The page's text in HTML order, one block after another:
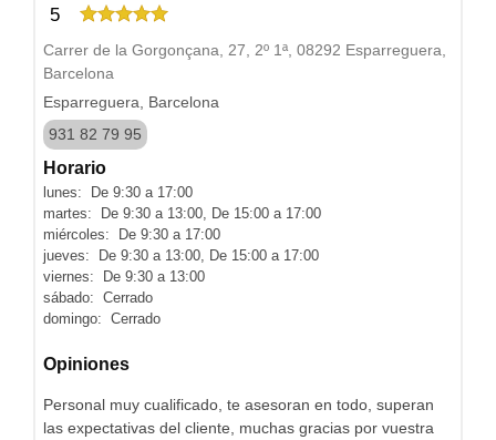
5
Carrer de la Gorgonçana, 27, 2º 1ª, 08292 Esparreguera,
Barcelona
Esparreguera, Barcelona
931 82 79 95
Horario
lunes: De 9:30 a 17:00
martes: De 9:30 a 13:00, De 15:00 a 17:00
miércoles: De 9:30 a 17:00
jueves: De 9:30 a 13:00, De 15:00 a 17:00
viernes: De 9:30 a 13:00
sábado: Cerrado
domingo: Cerrado
Opiniones
Personal muy cualificado, te asesoran en todo, superan
las expectativas del cliente, muchas gracias por vuestra